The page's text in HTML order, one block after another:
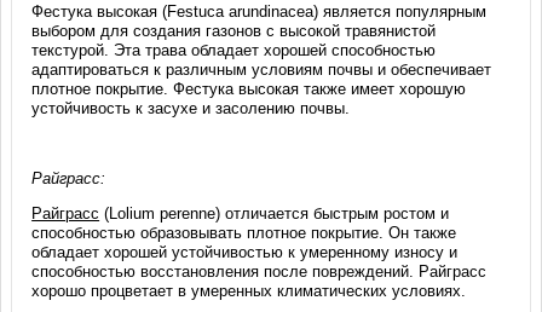
Фестука высокая (Festuca arundinacea) является популярным
выбором для создания газонов с высокой травянистой
текстурой. Эта трава обладает хорошей способностью
адаптироваться к различным условиям почвы и обеспечивает
плотное покрытие. Фестука высокая также имеет хорошую
устойчивость к засухе и засолению почвы.
Райграсс:
Райграсс (Lolium perenne) отличается быстрым ростом и
способностью образовывать плотное покрытие. Он также
обладает хорошей устойчивостью к умеренному износу и
способностью восстановления после повреждений. Райграсс
хорошо процветает в умеренных климатических условиях.